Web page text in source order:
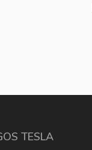
TESLA